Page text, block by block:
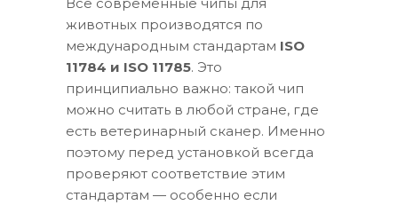
животных производятся по
международным стандартам ISO
11784 и ISO 11785. Это
принципиально важно: такой чип
можно считать в любой стране, где
есть ветеринарный сканер. Именно
поэтому перед установкой всегда
проверяют соответствие этим
стандартам — особенно если